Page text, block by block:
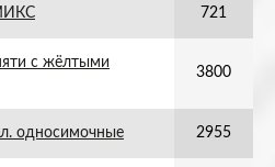
721
с жёлтыми
3800
односимочные 2955